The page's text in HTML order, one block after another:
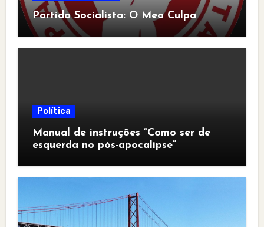
Partido Socialista: O Mea Culpa
Política
Manual de instruções “Como ser de
esquerda no pós-apocalipse”